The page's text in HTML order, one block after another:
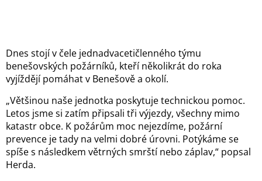
Dnes stojí v čele jednadvacetičlen­ného týmu
benešovských požárníků, kteří několikrát do roka
vyjíždějí pomáhat v Benešově a okolí.
„Většinou naše jednotka poskytuje technickou pomoc.
Letos jsme si zatím připsali tři výjezdy, všechny mimo
katastr obce. K požárům moc nejezdíme, požární
prevence je tady na velmi dobré úrovni. Potýkáme se
spíše s následkem větrných smrští nebo záplav,“ popsal
Herda.